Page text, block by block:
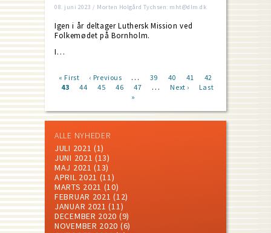
08. juni 2023 / Morten Holgård Tychsen: mht@dlm.dk
Igen i år deltager Luthersk Mission ved
Folkemødet på Bornholm.
I…
Pagination
First
page
« First
Previous
page
‹ Previous … Page
39 Page
40 Page
41 Page
42
Current
43 Page
44 Page
45 Page
46 Page
47 …
Next
Next ›
Last
Last
»
ALLE NYHEDER
JULI 2021 (1)
JUNI 2021 (13)
MAJ 2021 (13)
APRIL 2021 (11)
MARTS 2021 (10)
FEBRUAR 2021 (12)
JANUAR 2021 (11)
DECEMBER 2020 (9)
NOVEMBER 2020 (6)